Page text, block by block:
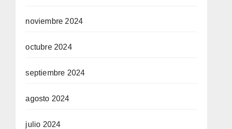
noviembre 2024
octubre 2024
septiembre 2024
agosto 2024
julio 2024